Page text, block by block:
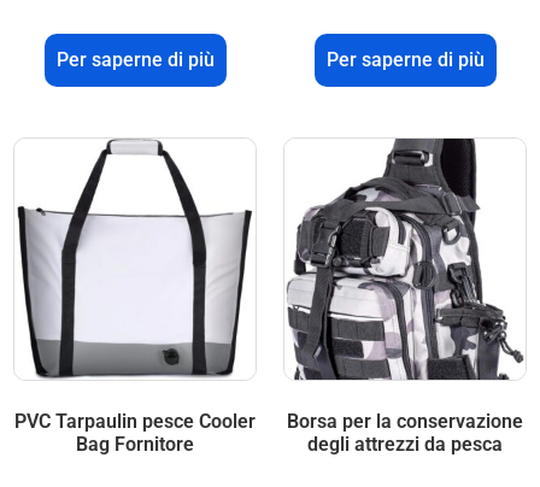
Per saperne di più Per saperne di più
PVC Tarpaulin pesce Cooler
Bag Fornitore
Borsa per la conservazione
degli attrezzi da pesca